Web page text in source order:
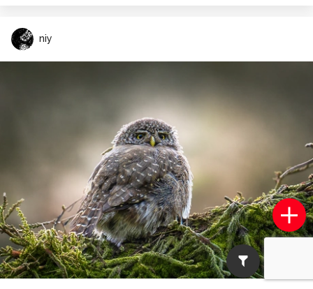
niy